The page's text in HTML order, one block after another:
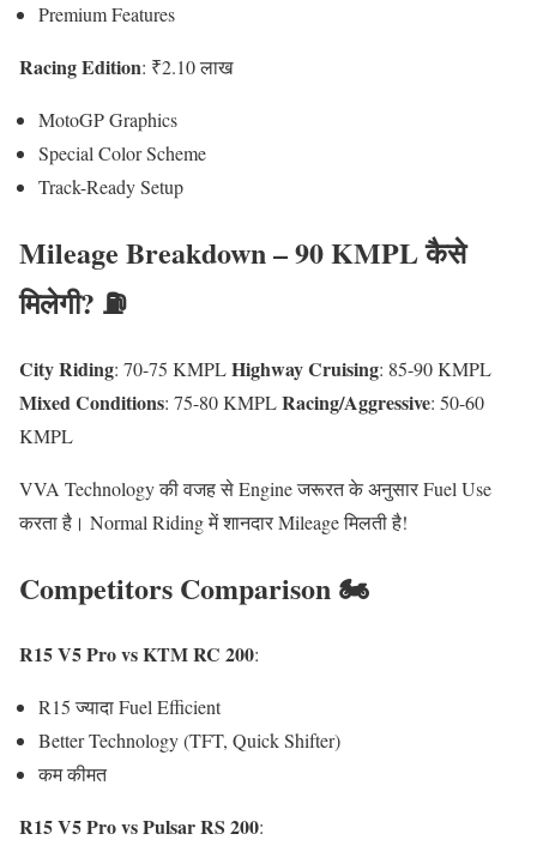
Premium Features
Racing Edition: ₹2.10 लाख
MotoGP Graphics
Special Color Scheme
Track-Ready Setup
Mileage Breakdown – 90 KMPL कैसे
मिलेगी? ⛽
City Riding: 70-75 KMPLHighway Cruising: 85-90 KMPL
Mixed Conditions: 75-80 KMPLRacing/Aggressive: 50-60
KMPL
VVA Technology की वजह से Engine जरूरत के अनुसार Fuel Use
करता है। Normal Riding में शानदार Mileage मिलती है!
Competitors Comparison 🏍️
R15 V5 Pro vs KTM RC 200:
R15 ज्यादा Fuel Efficient
Better Technology (TFT, Quick Shifter)
कम कीमत
R15 V5 Pro vs Pulsar RS 200: